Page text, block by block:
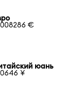
€
юань
¥